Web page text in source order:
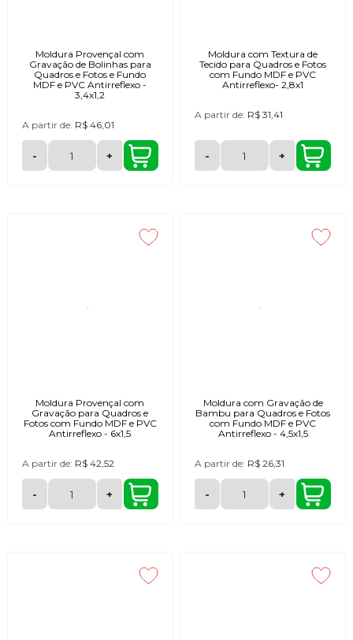
Moldura Provençal com
Gravação de Bolinhas para
Quadros e Fotos e Fundo
MDF e PVC Antirreflexo -
3,4x1,2
A partir de: R$ 46,01
- +
Moldura com Textura de
Tecido para Quadros e Fotos
com Fundo MDF e PVC
Antirreflexo- 2,8x1
A partir de: R$ 31,41
- +
Moldura Provençal com
Gravação para Quadros e
Fotos com Fundo MDF e PVC
Antirreflexo - 6x1,5
A partir de: R$ 42,52
- +
Moldura com Gravação de
Bambu para Quadros e Fotos
com Fundo MDF e PVC
Antirreflexo - 4,5x1,5
A partir de: R$ 26,31
- +